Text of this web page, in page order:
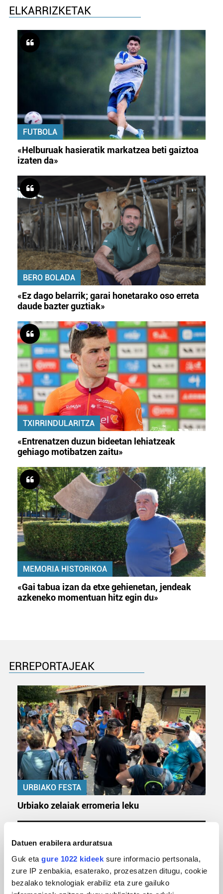
Datuen erabilera arduratsua
Guk eta gure 1022 kideek sure informacio pertsonala,
zure IP zenbakia, esaterako, prozesatzen ditugu, cookie
bezalako teknologiak erabiliz eta zure gailuko
ELKARRIZKETAK
FUTBOLA
«Helburuak hasieratik markatzea beti gaiztoa
izaten da»
BERO BOLADA
«Ez dago belarrik; garai honetarako oso erreta
daude bazter guztiak»
TXIRRINDULARITZA
«Entrenatzen duzun bideetan lehiatzeak
gehiago motibatzen zaitu»
MEMORIA HISTORIKOA
«Gai tabua izan da etxe gehienetan, jendeak
azkeneko momentuan hitz egin du»
ERREPORTAJEAK
URBIAKO FESTA
Urbiako zelaiak erromeria leku